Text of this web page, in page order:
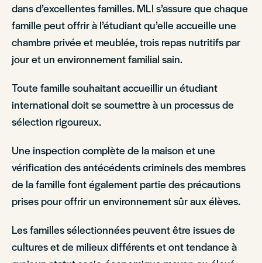
dans d’excellentes familles. MLI s’assure que chaque
famille peut offrir à l’étudiant qu’elle accueille une
chambre privée et meublée, trois repas nutritifs par
jour et un environnement familial sain.
Toute famille souhaitant accueillir un étudiant
international doit se soumettre à un processus de
sélection rigoureux.
Une inspection complète de la maison et une
vérification des antécédents criminels des membres
de la famille font également partie des précautions
prises pour offrir un environnement sûr aux élèves.
Les familles sélectionnées peuvent être issues de
cultures et de milieux différents et ont tendance à